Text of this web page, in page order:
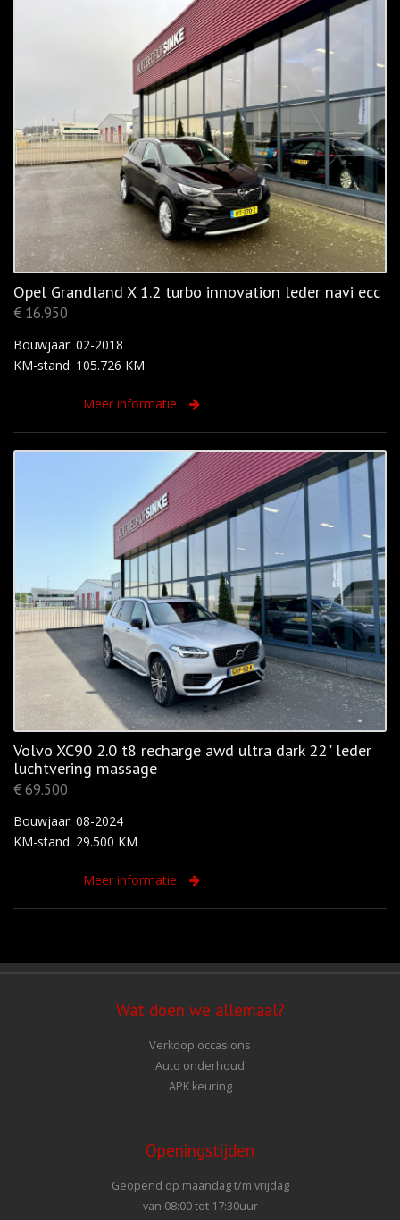
Opel Grandland X 1.2 turbo innovation leder navi ecc
€ 16.950
Bouwjaar: 02-2018
KM-stand: 105.726 KM
Meer informatie
Volvo XC90 2.0 t8 recharge awd ultra dark 22" leder
luchtvering massage
€ 69.500
Bouwjaar: 08-2024
KM-stand: 29.500 KM
Meer informatie
Wat doen we allemaal?
Verkoop occasions
Auto onderhoud
APK keuring
Openingstijden
Geopend op maandag t/m vrijdag
van 08:00 tot 17:30uur